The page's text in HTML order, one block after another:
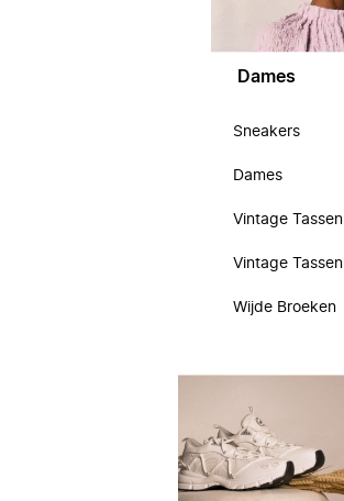
Dames
Sneakers
Dames
Vintage Tassen
Vintage Tassen
Wijde Broeken